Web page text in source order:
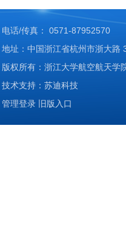
电话/传真： 0571-87952570
地址：中国浙江省杭州市浙大路
版权所有：浙江大学航空航天学
技术支持：苏迪科技
管理登录 旧版入口